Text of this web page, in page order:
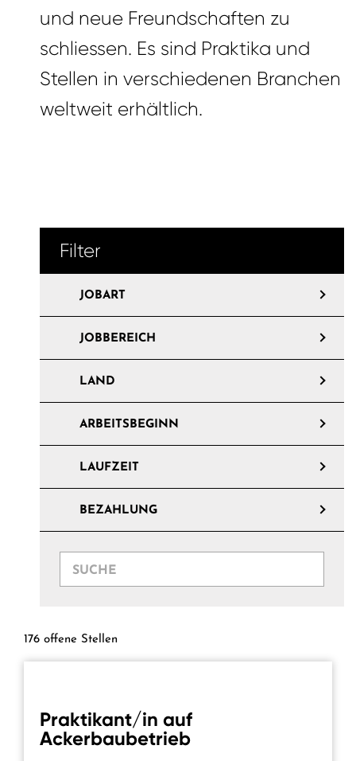
und neue Freundschaften zu
schliessen. Es sind Praktika und
Stellen in verschiedenen Branchen
weltweit erhältlich.
Filter
JOBART
JOBBEREICH
LAND
ARBEITSBEGINN
LAUFZEIT
BEZAHLUNG
176 offene Stellen
Praktikant/in auf
Ackerbaubetrieb